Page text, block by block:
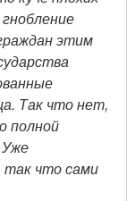
этим
Так что нет,
полной
Уже
так что сами